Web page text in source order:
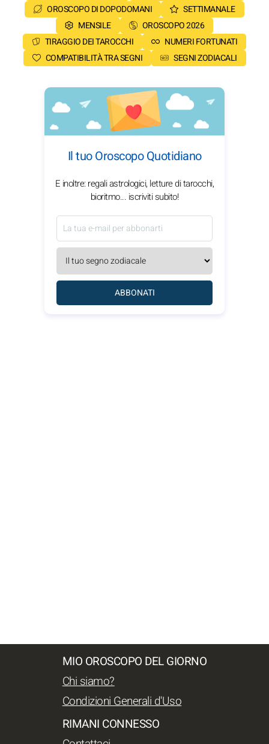
OROSCOPO DI DOPODOMANI
SETTIMANALE
MENSILE
OROSCOPO 2026
TIRAGGIO DEI TAROCCHI
NUMERI FORTUNATI
COMPATIBILITÀ TRA SEGNI
SEGNI ZODIACALI
Il tuo Oroscopo Quotidiano
E inoltre: regali astrologici, letture di tarocchi,
bioritmo... iscriviti subito!
ABBONATI
MIO OROSCOPO DEL GIORNO
Chi siamo?
Condizioni Generali d'Uso
RIMANI CONNESSO